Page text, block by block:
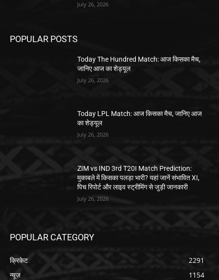
July 26, 2026
POPULAR POSTS
Today The Hundred Match: आज किसका मैच,
जानिए आज का शेड्यूल
July 26, 2026
Today LPL Match: आज किसका मैच, जानिए आज
का शेड्यूल
July 26, 2026
ZIM vs IND 3rd T20I Match Prediction:
मुकाबले में किसका पलड़ा भारी? यहां जानें संभावित XI,
पिच रिपोर्ट और लाइव स्ट्रीमिंग से जुड़ी जानकारी
July 26, 2026
POPULAR CATEGORY
क्रिकेट
2291
न्यूज़
1154